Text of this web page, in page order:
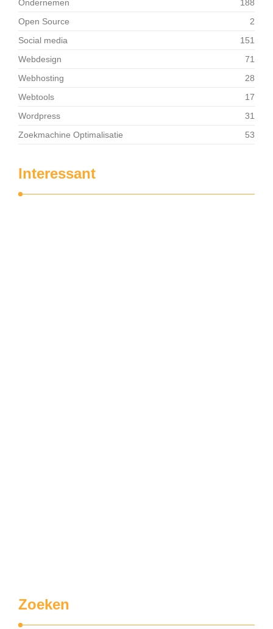
Ondernemen
188
Open Source
2
Social media
151
Webdesign
71
Webhosting
28
Webtools
17
Wordpress
31
Zoekmachine Optimalisatie
53
Interessant
Zoeken